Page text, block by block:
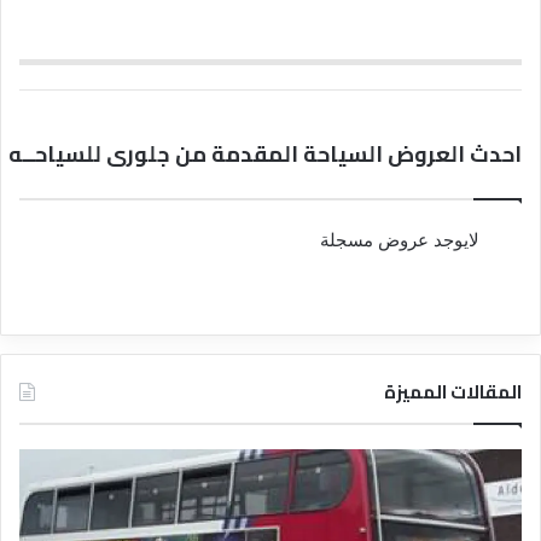
احدث العروض السياحة المقدمة من جلورى للسياحــه
لايوجد عروض مسجلة
المقالات المميزة
ل
ي